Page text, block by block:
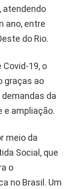
atendendo
ano, entre
do Rio.
19, o
graças ao
demandas da
e ampliação.
meio da
Social, que
o
no Brasil. Um